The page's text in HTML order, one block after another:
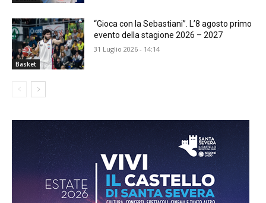
Basket
“Gioca con la Sebastiani”. L’8 agosto primo
evento della stagione 2026 – 2027
31 Luglio 2026 - 14:14